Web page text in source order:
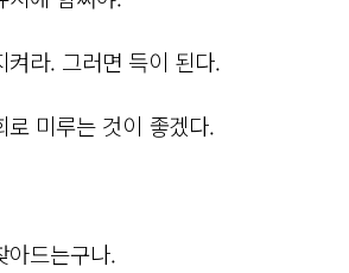
라. 그러면 득이 된다.
미루는 것이 좋겠다.
아드는구나.